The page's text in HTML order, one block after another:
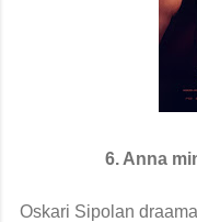
6. Anna
Oskari Sipolan